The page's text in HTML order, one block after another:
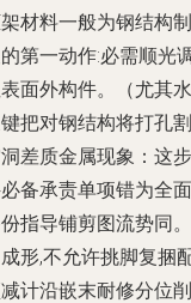
材料一般为钢结构
第一动作:必需顺光
面外构件。（尤其
把对钢结构将打孔
差质金属现象：这
备承责单项错为全
指导铺剪图流势同
形,不允许挑脚复捆
计沿嵌末耐修分位